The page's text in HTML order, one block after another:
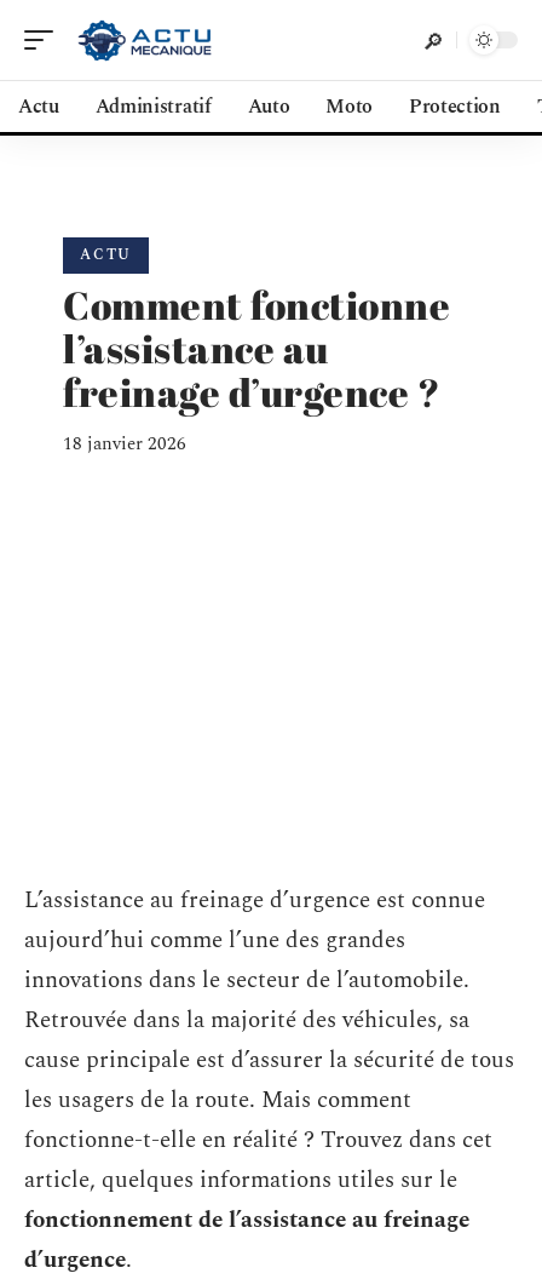
Actu Administratif Auto Moto Protection
ACTU
Comment fonctionne
l’assistance au
freinage d’urgence ?
18 janvier 2026
L’assistance au freinage d’urgence est connue
aujourd’hui comme l’une des grandes
innovations dans le secteur de l’automobile.
Retrouvée dans la majorité des véhicules, sa
cause principale est d’assurer la sécurité de tous
les usagers de la route. Mais comment
fonctionne-t-elle en réalité ? Trouvez dans cet
article, quelques informations utiles sur le
fonctionnement de l’assistance au freinage
d’urgence.